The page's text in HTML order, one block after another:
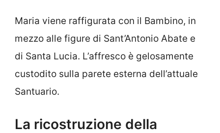
Maria viene raffigurata con il Bambino, in
mezzo alle figure di Sant’Antonio Abate e
di Santa Lucia. L’affresco è gelosamente
custodito sulla parete esterna dell’attuale
Santuario.
La ricostruzione della